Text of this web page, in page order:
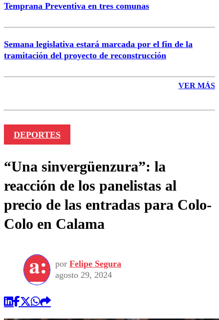
Temprana Preventiva en tres comunas
Semana legislativa estará marcada por el fin de la
tramitación del proyecto de reconstrucción
VER MÁS
DEPORTES
“Una sinvergüenzura”: la
reacción de los panelistas al
precio de las entradas para Colo-
Colo en Calama
por Felipe Segura
agosto 29, 2024